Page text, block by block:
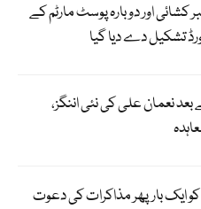
اور دوبارہ پوسٹ مارٹم کے
نعمان علی کی نئی اننگز،
ایک بارپھر مذاکرات کی دعوت